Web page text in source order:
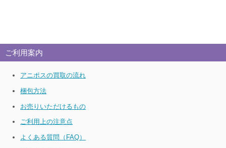
ご利用案内
アニポスの買取の流れ
梱包方法
お売りいただけるもの
ご利用上の注意点
よくある質問（FAQ）